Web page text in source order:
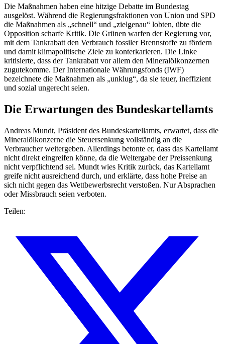
Die Maßnahmen haben eine hitzige Debatte im Bundestag
ausgelöst. Während die Regierungsfraktionen von Union und SPD
die Maßnahmen als „schnell“ und „zielgenau“ lobten, übte die
Opposition scharfe Kritik. Die Grünen warfen der Regierung vor,
mit dem Tankrabatt den Verbrauch fossiler Brennstoffe zu fördern
und damit klimapolitische Ziele zu konterkarieren. Die Linke
kritisierte, dass der Tankrabatt vor allem den Mineralölkonzernen
zugutekomme. Der Internationale Währungsfonds (IWF)
bezeichnete die Maßnahmen als „unklug“, da sie teuer, ineffizient
und sozial ungerecht seien.
Die Erwartungen des Bundeskartellamts
Andreas Mundt, Präsident des Bundeskartellamts, erwartet, dass die
Mineralölkonzerne die Steuersenkung vollständig an die
Verbraucher weitergeben. Allerdings betonte er, dass das Kartellamt
nicht direkt eingreifen könne, da die Weitergabe der Preissenkung
nicht verpflichtend sei. Mundt wies Kritik zurück, das Kartellamt
greife nicht ausreichend durch, und erklärte, dass hohe Preise an
sich nicht gegen das Wettbewerbsrecht verstoßen. Nur Absprachen
oder Missbrauch seien verboten.
Teilen: